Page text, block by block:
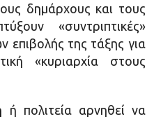
δημάρχους και τους
«συντριπτικές»
επιβολής της τάξης για
«κυριαρχία στους
πολιτεία αρνηθεί να